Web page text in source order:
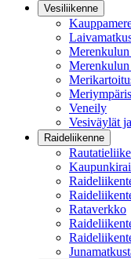
Vesiliikenne
Merenkulun
Veneily
Vesiväylät
Raideliikenne
Rataverkko